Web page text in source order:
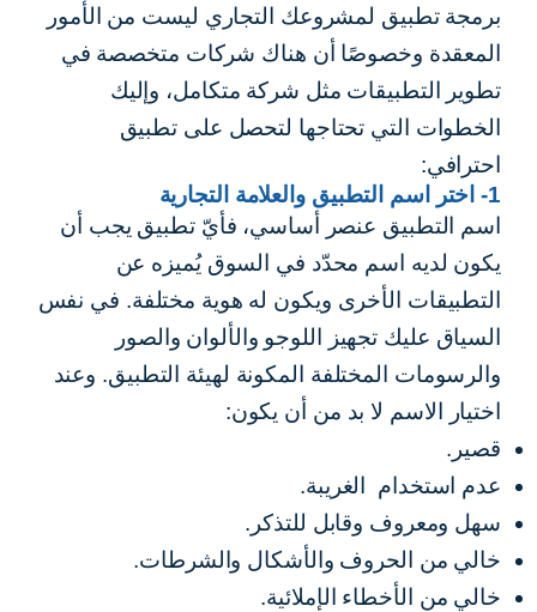
برمجة تطبيق لمشروعك التجاري ليست من الأمور
المعقدة وخصوصًا أن هناك شركات متخصصة في
تطوير التطبيقات مثل شركة متكامل، وإليك
الخطوات التي تحتاجها لتحصل على تطبيق
احترافي:
1- اختر اسم التطبيق والعلامة التجارية
اسم التطبيق عنصر أساسي، فأيّ تطبيق يجب أن
يكون لديه اسم محدّد في السوق يُميزه عن
التطبيقات الأخرى ويكون له هوية مختلفة. في نفس
السياق عليك تجهيز اللوجو والألوان والصور
والرسومات المختلفة المكونة لهيئة التطبيق. وعند
اختيار الاسم لا بد من أن يكون:
قصير.
عدم استخدام الغريبة.
سهل ومعروف وقابل للتذكر.
خالي من الحروف والأشكال والشرطات.
خالي من الأخطاء الإملائية.